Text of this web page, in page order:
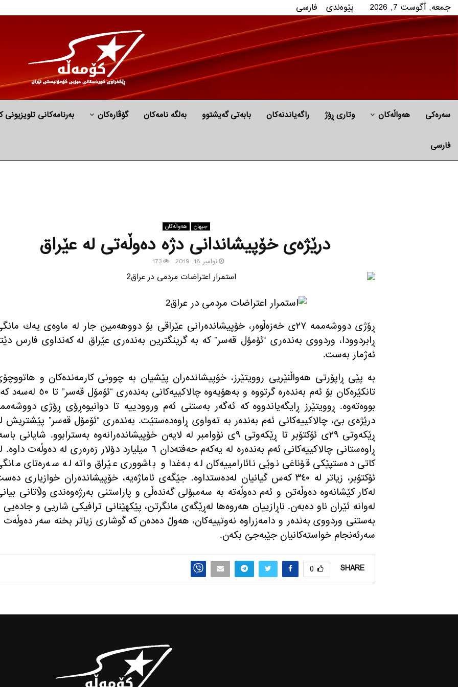
جمعه, آگوست 7, 2026 پێوه‌ندی فارسی
سەرەکی هه‌واڵه‌کان وتاری ڕۆژ راگه‌یاندنه‌كان بابه‌تی گه‌یشتوو به‌لگه‌ نامه‌كان گۆڤارەکان بەرنامەکانی تلویزیونی
فارسی
جیهان هه‌واڵه‌کان
درێژه‌ی خۆپیشاندانی دژه‌ ده‌وڵه‌تی له‌ عێراق
نوامبر 18, 2019 173
ڕۆژی دووشه‌ممه‌ ٢٧ی خه‌زه‌ڵوه‌ر، خۆپیشانده‌رانی عێراقی بۆ دووهه‌مین جار له‌ ماوه‌ی یه‌ك
ڕابردوودا، وردووی به‌نده‌ری “ئۆمۆل قه‌سر” كه‌ به‌ گرینگترین به‌نده‌ری عێراق له‌ كه‌نداوی فارس
ئه‌ژمار به‌ست.
به‌ پێی ڕاپۆرتی هه‌واڵنێریی روویتێرز، خۆپیشانده‌ران پێشیان به‌ چوونی كارمه‌نده‌كان و
تانكێره‌كان بۆ ئه‌م به‌نده‌ره‌ گرتووه‌ و به‌هۆیه‌وه‌ چالاكییه‌كانی به‌نده‌ری “ئۆمۆل
بووه‌ته‌وه‌. ڕوویتێرز ڕایگه‌یاندووه‌ كه‌ ئه‌گه‌ر به‌ستنی ئه‌م وروودییه‌ تا دوانیوه‌ڕۆی ڕۆژی
درێژه‌ی بێ، چالاكییه‌كانی ئه‌م به‌نده‌ر به‌ ته‌واوی ڕاوه‌ده‌ستێت. به‌نده‌ری “ئۆمۆل قه‌سر” پێشتریش
ڕێكه‌وتی ٢٩ی ئۆكتۆبر تا ڕێكه‌وتی ٩ی نۆوامبر له‌ لایه‌ن خۆپیشانده‌رانه‌وه‌ به‌سترابوو. شایانی
ڕاوه‌ستانی چالاكییه‌كانی ئه‌م به‌نده‌ره‌ له‌ یه‌كه‌م حه‌فته‌دان ٦ میلیارد دۆلار زه‌ره‌ری له‌ ده‌وڵه‌ت
كاتی ده‌ستپێكی قۆناغی نوێی نائارامییه‌كان له‌ به‌غدا و باشووری عێراق واته‌ له‌ سه‌ره‌تای
ئۆكتۆبر، زیاتر له‌ ٣٤٠ كه‌س گیانیان له‌ده‌ستداوه‌. جێگه‌ی ئاماژه‌یه‌، خۆپیشانده‌ران خوازیاری
له‌كار كێشانه‌وه‌ ده‌وڵه‌تن و ئه‌م ده‌وڵه‌ته‌ به‌ سه‌مبۆلی گه‌نده‌ڵی و پاراستنی به‌رژه‌وه‌ندی وڵاتانی
له‌وانه‌ ئێران ناو ده‌به‌ن. ناڕازییان هه‌روه‌ها له‌ڕێگه‌ی مانگرتن، پێكهێنانی ترافیكی شاریی و جاده‌یی
به‌ستنی وردووی به‌نده‌ر و دامه‌زراوه‌ نه‌وتییه‌كان، هه‌وڵ ده‌ده‌ن كه‌ گوشاری زیاتر بخنه‌ سه‌ر ده‌وڵه‌ت
سه‌رئه‌نجام خواسته‌كانیان جێبه‌جێ بكه‌ن.
SHARE
0